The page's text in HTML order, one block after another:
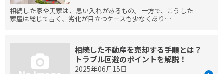
相続した家や実家は、思い入れがあるもの。一方で、こうした
家屋は総じて古く、劣化が目立つケースも少なくあり…
相続した不動産を売却する手順とは？
トラブル回避のポイントを解説！
2025年06月15日